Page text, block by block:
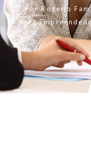
PorRogerio
Para